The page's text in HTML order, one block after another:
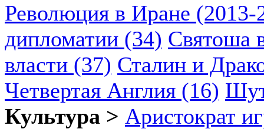
Революция в Иране (2013-
дипломатии (34) Святоша
власти (37) Сталин и
Четвертая Англия (16)
Культура > Аристократ